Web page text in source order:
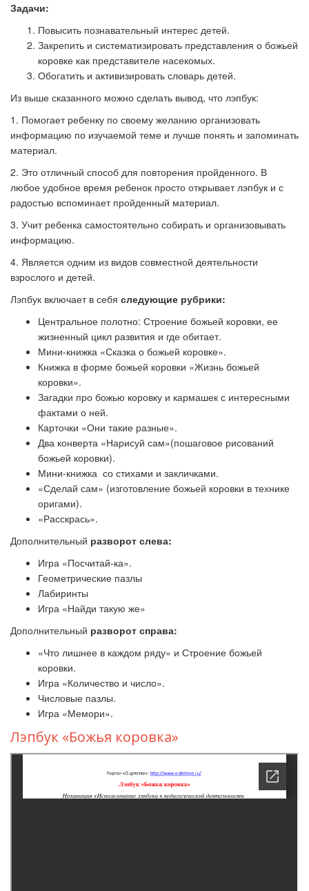
Задачи:
Повысить познавательный интерес детей.
Закрепить и систематизировать представления о божьей
коровке как представителе насекомых.
Обогатить и активизировать словарь детей.
Из выше сказанного можно сделать вывод, что лэпбук:
1. Помогает ребенку по своему желанию организовать
информацию по изучаемой теме и лучше понять и запоминать
материал.
2. Это отличный способ для повторения пройденного. В
любое удобное время ребенок просто открывает лэпбук и с
радостью вспоминает пройденный материал.
3. Учит ребенка самостоятельно собирать и организовывать
информацию.
4. Является одним из видов совместной деятельности
взрослого и детей.
Лэпбук включает в себя следующие рубрики:
Центральное полотно: Строение божьей коровки, ее
жизненный цикл развития и где обитает.
Мини-книжка «Сказка о божьей коровке».
Книжка в форме божьей коровки «Жизнь божьей
коровки».
Загадки про божью коровку и кармашек с интересными
фактами о ней.
Карточки «Они такие разные».
Два конверта «Нарисуй сам»(пошаговое рисований
божьей коровки).
Мини-книжка со стихами и закличками.
«Сделай сам» (изготовление божьей коровки в технике
оригами).
«Расскрась».
Дополнительный разворот слева:
Игра «Посчитай-ка».
Геометрические пазлы
Лабиринты
Игра «Найди такую же»
Дополнительный разворот справа:
«Что лишнее в каждом ряду» и Строение божьей
коровки.
Игра «Количество и число».
Числовые пазлы.
Игра «Мемори».
Лэпбук «Божья коровка»